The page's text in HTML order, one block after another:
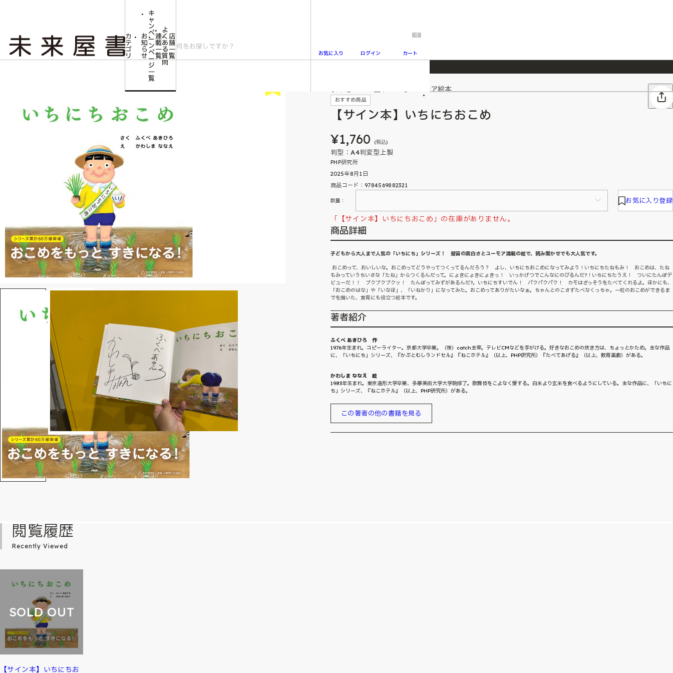
2026/7/23 『ONE PIECE magazine 021 ONE PIECEカード付き同梱版』発売延期のご案内
カ
テ
ゴ
リ
お
知
ら
せ
キ
ャ
ン
ペ
ー
ン
ペ
ー
ジ
一
覧
連
載
一
覧
よ
く
あ
る
質
問
店
舗
一
覧
お気に入り ログイン
0
カート
【サイン本】いちにちおこめ
よみきかせで盛り上がるユーモア絵本
おすすめ商品
【サイン本】いちにちおこめ
¥1,760 (税込)
判型：A4判変型上製
PHP研究所
2025年8月1日
商品コード：9784569882321
数量： お気に入り登録
「【サイン本】いちにちおこめ」の在庫がありません。
商品詳細
子どもから大人まで人気の「いちにち」シリーズ！ 擬音の面白さとユーモア満載の絵で、読み聞かせでも大人気です。
おこめって、おいしいな。おこめってどうやってつくってるんだろう？ よし、いちにちおこめになってみよう！いちにちたねもみ！ おこめは、たね
もみっていうちいさな「たね」からつくるんだって。にょきにょきにょきっ！ いっかげつでこんなにのびるんだ?！いちにちたうえ！ ついにたんぼデ
ビューだ！！ ブクブクブクッ！ たんぼってみずがあるんだ?。いちにちすいでん！ パクパクパク！ カモはざっそうをたべてくれるよ。ほかにも、
「おこめのはな」や「いなほ」、「いねかり」になってみた。おこめってありがたいなぁ。ちゃんとのこさずたべなくっちゃ。一粒のおこめができるま
でを描いた、食育にも役立つ絵本です。
著者紹介
ふくべ あきひろ 作
1976年生まれ。コピーライター。京都大学卒業。（株）catch主宰。テレビCMなどを手がける。好きなおこめの炊き方は、ちょっとかため。主な作品
に、「いちにち」シリーズ、『かぶとむしランドセル』『ねこホテル』（以上、PHP研究所）『たべてあげる』（以上、教育画劇）がある。
かわしま ななえ 絵
1983年生まれ。東京造形大学卒業、多摩美術大学大学院修了。歌舞伎をこよなく愛する。白米より玄米を食べるようにしている。主な作品に、「いちに
ち」シリーズ、『ねこホテル』（以上、PHP研究所）がある。
この著者の他の書籍を見る
閲覧履歴
Recently Viewed
SOLD OUT
【サイン本】いちにちお